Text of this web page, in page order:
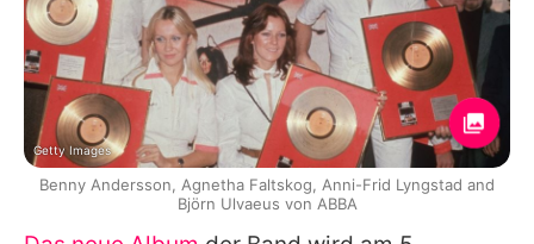
Getty Images
Benny Andersson, Agnetha Faltskog, Anni-Frid Lyngstad and
Björn Ulvaeus von ABBA